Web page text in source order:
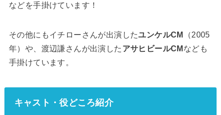
などを手掛けています！
その他にもイチローさんが出演したユンケルCM
（2005
年）や、渡辺謙さんが出演した アサヒビールCM なども
手掛けています。
キャスト・役どころ紹介